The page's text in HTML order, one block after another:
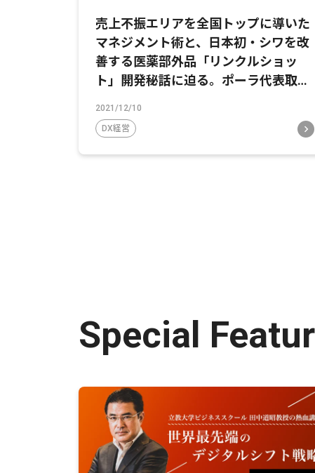
売上不振エリアを全国トップに導いた
マネジメント術と、日本初・シワを改
善する医薬部外品「リンクルショッ
ト」開発秘話に迫る。ポーラ代表取締
スクール田中道昭教授対談【中編】
2021/12/10
DX経営
Special